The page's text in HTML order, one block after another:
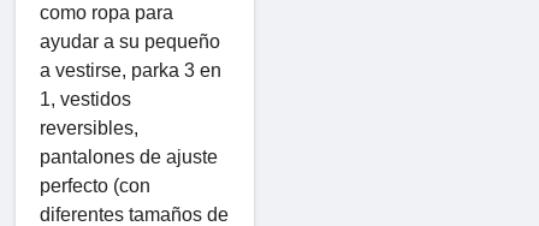
como ropa para
ayudar a su pequeño
a vestirse, parka 3 en
1, vestidos
reversibles,
pantalones de ajuste
perfecto (con
diferentes tamaños de